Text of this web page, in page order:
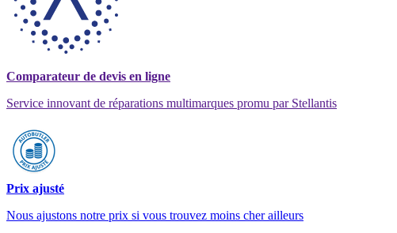
Comparateur de devis en ligne
Service innovant de réparations multimarques promu par Stellantis
Prix ajusté
Nous ajustons notre prix si vous trouvez moins cher ailleurs